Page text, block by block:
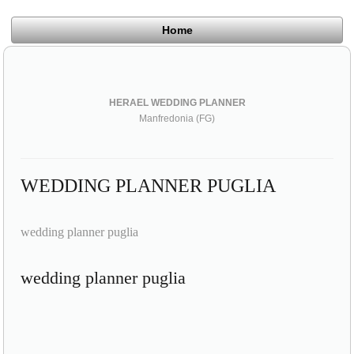
Home
HERAEL WEDDING PLANNER
Manfredonia (FG)
WEDDING PLANNER PUGLIA
wedding planner puglia
wedding planner puglia